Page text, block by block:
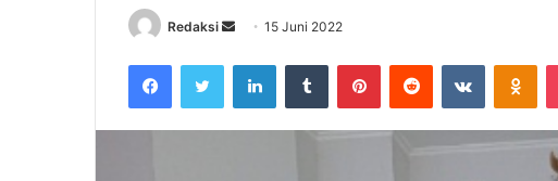
Redaksi
Send
email
15 Juni 2022
FacebookTwitter LinkedInTumblr PinterestReddit VKontakte